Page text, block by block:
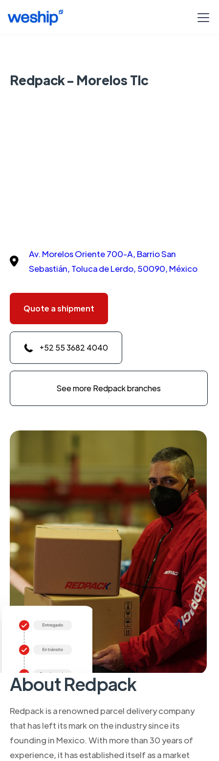
Redpack - Morelos Tlc
Av. Morelos Oriente 700-A, Barrio San
Sebastián, Toluca de Lerdo, 50090, México
Quote a shipment
+52 55 3682 4040
See more Redpack branches
About Redpack
Redpack is a renowned parcel delivery company
that has left its mark on the industry since its
founding in Mexico. With more than 30 years of
experience, it has established itself as a market